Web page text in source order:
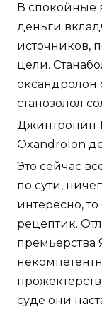
В спокойные
деньги
источников,
цели.
оксандролон
станозолол
Джинтропин
Oxandrolon
Это сейчас
по сути,
интересно,
рецептик.
премьерства
суде они